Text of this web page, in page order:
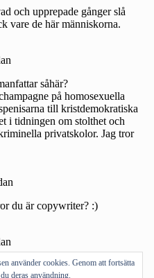
använder cookies. Genom att fortsätta
deras användning.